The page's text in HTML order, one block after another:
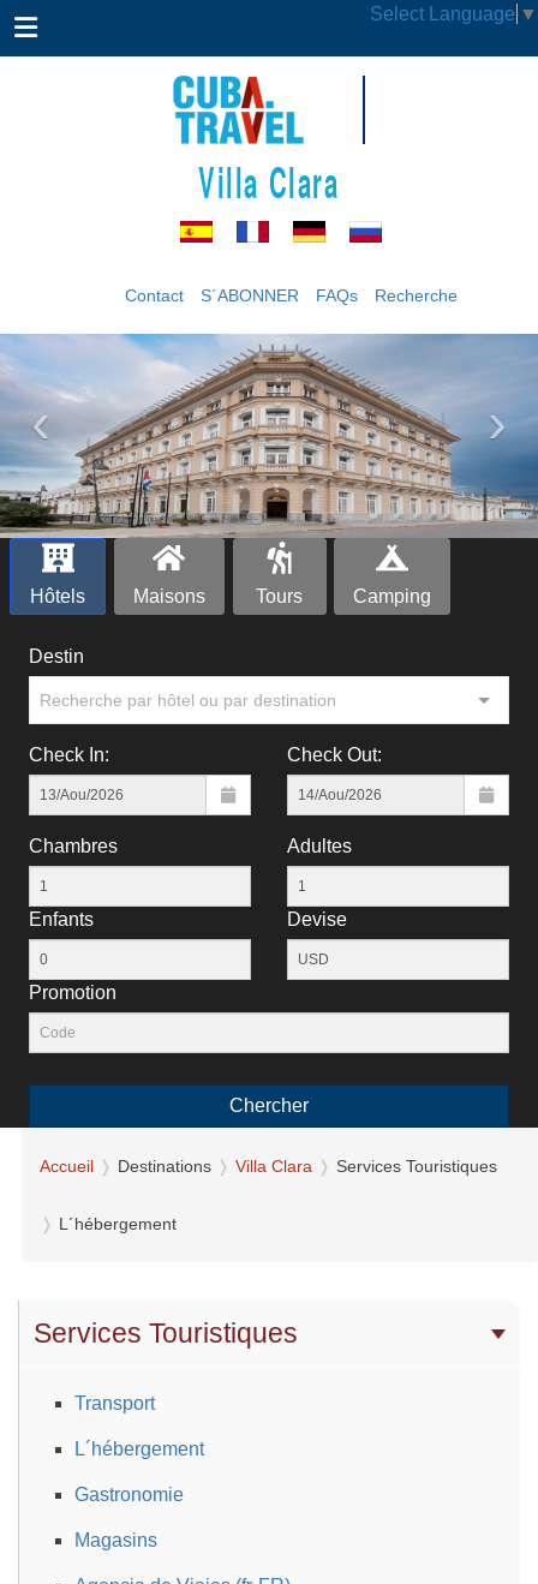
Select Language ▼
Villa Clara
Contact S´ABONNER FAQs Recherche
‹ ›
Hôtels Maisons Tours Camping
Destin
Recherche par hôtel ou par destination
Check In: Check Out:
Chambres Adultes
Enfants Devise
Рromotion
Chercher
Accueil Destinations Villa Clara Services Touristiques
L´hébergement
Services Touristiques
Transport
L´hébergement
Gastronomie
Magasins